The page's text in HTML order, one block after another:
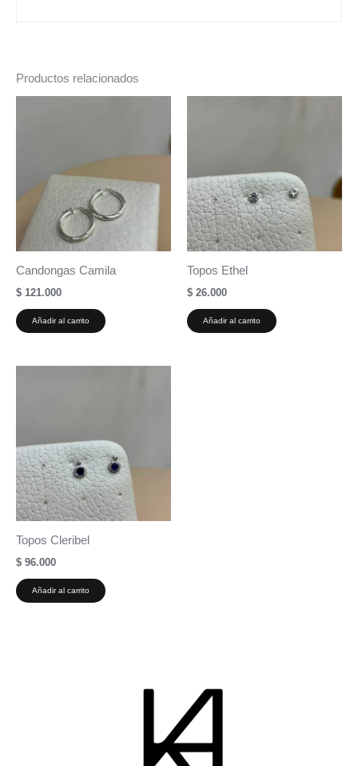
Productos relacionados
Candongas Camila
$ 121.000
Añadir al carrito
Topos Ethel
$ 26.000
Añadir al carrito
Topos Cleribel
$ 96.000
Añadir al carrito